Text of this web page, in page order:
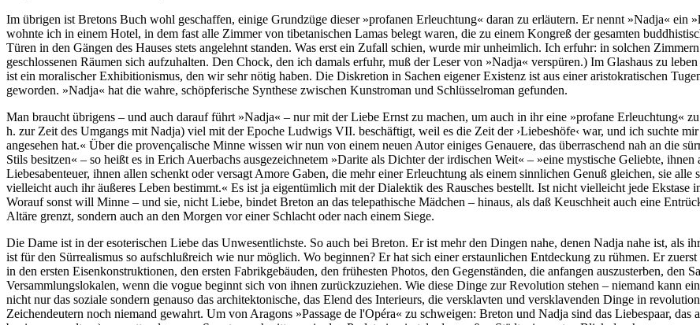
Im übrigen ist Bretons Buch wohl geschaffen, einige Grundzüge dieser »profanen Erleuchtung« daran zu erläutern. Er nennt »Nadja«
wohnte ich in einem Hotel, in dem fast alle Zimmer von tibetanischen Lamas belegt waren, die zu einem Kongreß der gesamten
Türen in den Gängen des Hauses stets angelehnt standen. Was erst ein Zufall schien, wurde mir unheimlich. Ich erfuhr: in solchen
geschlossenen Räumen sich aufzuhalten. Den Chock, den ich damals erfuhr, muß der Leser von »Nadja« verspüren.) Im Glashaus zu
ist ein moralischer Exhibitionismus, den wir sehr nötig haben. Die Diskretion in Sachen eigener Existenz ist aus einer aristokratischen
geworden. »Nadja« hat die wahre, schöpferische Synthese zwischen Kunstroman und Schlüsselroman gefunden.
Man braucht übrigens – und auch darauf führt »Nadja« – nur mit der Liebe Ernst zu machen, um auch in ihr eine »profane Erleuchtung«
h. zur Zeit des Umgangs mit Nadja) viel mit der Epoche Ludwigs VII. beschäftigt, weil es die Zeit der ›Liebeshöfe‹ war, und ich suchte
angesehen hat.« Über die provençalische Minne wissen wir nun von einem neuen Autor einiges Genauere, das überraschend nah an die
Stils besitzen« – so heißt es in Erich Auerbachs ausgezeichnetem »Darite als Dichter der irdischen Weit« – »eine mystische Geliebte,
Liebesabenteuer, ihnen allen schenkt oder versagt Amore Gaben, die mehr einer Erleuchtung als einem sinnlichen Genuß gleichen, sie
vielleicht auch ihr äußeres Leben bestimmt.« Es ist ja eigentümlich mit der Dialektik des Rausches bestellt. Ist nicht vielleicht jede Ekstase
Worauf sonst will Minne – und sie, nicht Liebe, bindet Breton an das telepathische Mädchen – hinaus, als daß Keuschheit auch eine
Altäre grenzt, sondern auch an den Morgen vor einer Schlacht oder nach einem Siege.
Die Dame ist in der esoterischen Liebe das Unwesentlichste. So auch bei Breton. Er ist mehr den Dingen nahe, denen Nadja nahe ist, als
ist für den Sürrealismus so aufschlußreich wie nur möglich. Wo beginnen? Er hat sich einer erstaunlichen Entdeckung zu rühmen. Er
in den ersten Eisenkonstruktionen, den ersten Fabrikgebäuden, den frühesten Photos, den Gegenständen, die anfangen auszusterben,
Versammlungslokalen, wenn die vogue beginnt sich von ihnen zurückzuziehen. Wie diese Dinge zur Revolution stehen – niemand kann
nicht nur das soziale sondern genauso das architektonische, das Elend des Interieurs, die versklavten und versklavenden Dinge in
Zeichendeutern noch niemand gewahrt. Um von Aragons »Passage de l'Opéra« zu schweigen: Breton und Nadja sind das Liebespaar,